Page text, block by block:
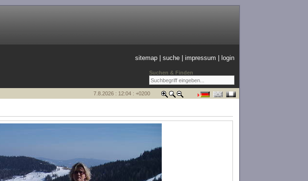
Suchen & Finden
sitemap |suche |impressum login
7.8.2026 : 12:04 : +0200